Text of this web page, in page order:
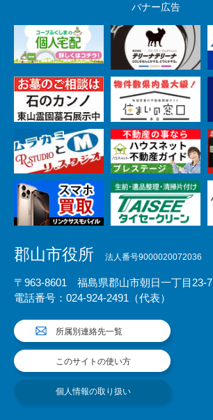
バナー広告
郡山市役所 法人番号9000020072036
〒963-8601 福島県郡山市朝日一丁目23-7
電話番号：024-924-2491（代表）
所属別連絡先一覧
このサイトの使い方
個人情報の取り扱い